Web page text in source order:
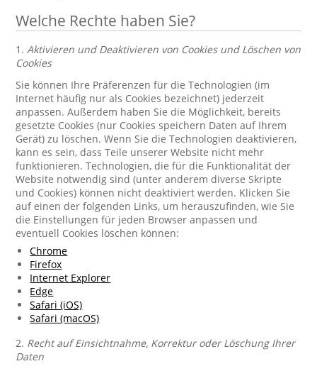
Welche Rechte haben Sie?
1.Aktivieren und Deaktivieren von Cookies und Löschen von
Cookies
Sie können Ihre Präferenzen für die Technologien (im
Internet häufig nur als Cookies bezeichnet) jederzeit
anpassen. Außerdem haben Sie die Möglichkeit, bereits
gesetzte Cookies (nur Cookies speichern Daten auf Ihrem
Gerät) zu löschen. Wenn Sie die Technologien deaktivieren,
kann es sein, dass Teile unserer Website nicht mehr
funktionieren. Technologien, die für die Funktionalität der
Website notwendig sind (unter anderem diverse Skripte
und Cookies) können nicht deaktiviert werden. Klicken Sie
auf einen der folgenden Links, um herauszufinden, wie Sie
die Einstellungen für jeden Browser anpassen und
eventuell Cookies löschen können:
Chrome
Firefox
Internet Explorer
Edge
Safari (iOS)
Safari (macOS)
2. Recht auf Einsichtnahme, Korrektur oder Löschung Ihrer
Daten